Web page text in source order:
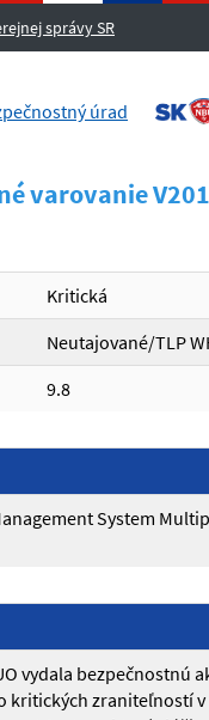
správy SR
varovanie
Kritická
Neutajované/TLP
9.8
System
vydala bezpečnostnú
kritických zraniteľností v